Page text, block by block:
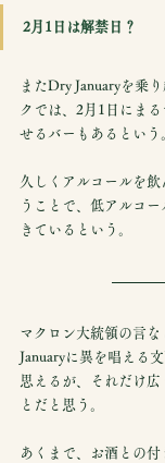
2月1日は解禁日？
またDry Januaryを乗
クでは、2月1日にま
せるバーもあるという
久しくアルコールを
うことで、低アルコ
きているという。
マクロン大統領の言
Januaryに異を唱える
思えるが、それだけ広
とだと思う。
あくまで、お酒との